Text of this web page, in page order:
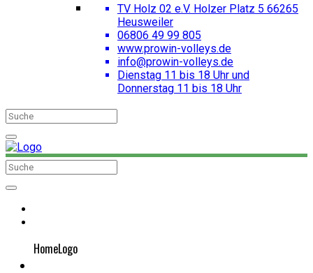
TV Holz 02 e.V. Holzer Platz 5 66265
Heusweiler
06806 49 99 805
www.prowin-volleys.de
info@prowin-volleys.de
Dienstag 11 bis 18 Uhr und
Donnerstag 11 bis 18 Uhr
HomeLogo